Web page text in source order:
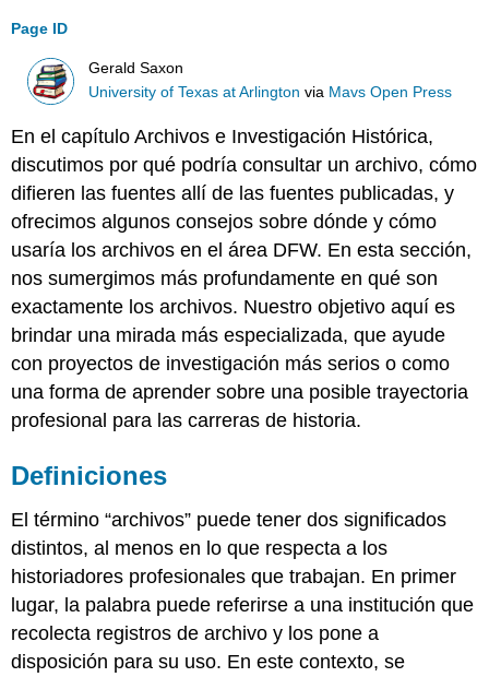
Page ID
Gerald Saxon
University of Texas at Arlington via Mavs Open Press
En el capítulo Archivos e Investigación Histórica,
discutimos por qué podría consultar un archivo, cómo
difieren las fuentes allí de las fuentes publicadas, y
ofrecimos algunos consejos sobre dónde y cómo
usaría los archivos en el área DFW. En esta sección,
nos sumergimos más profundamente en qué son
exactamente los archivos. Nuestro objetivo aquí es
brindar una mirada más especializada, que ayude
con proyectos de investigación más serios o como
una forma de aprender sobre una posible trayectoria
profesional para las carreras de historia.
Definiciones
El término “archivos” puede tener dos significados
distintos, al menos en lo que respecta a los
historiadores profesionales que trabajan. En primer
lugar, la palabra puede referirse a una institución que
recolecta registros de archivo y los pone a
disposición para su uso. En este contexto, se